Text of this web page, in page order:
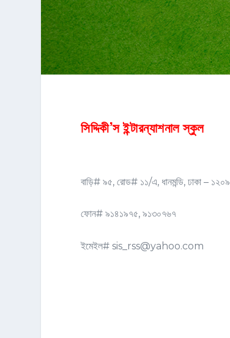
সিদ্দিকী’স ইন্টারন্যাশনাল স্কুল
বাড়ি# ৯৫, রোড# ১১/এ, ধানমন্ডি, ঢাকা – ১২০৯
ফোন# ৯১৪১৯৭৫, ৯১৩০৭৬৭
ইমেইল# sis_rss@yahoo.com